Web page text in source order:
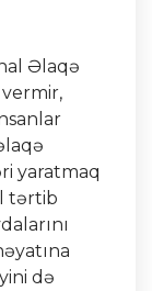
Əlaqə
yaratmaq
tərtib
də